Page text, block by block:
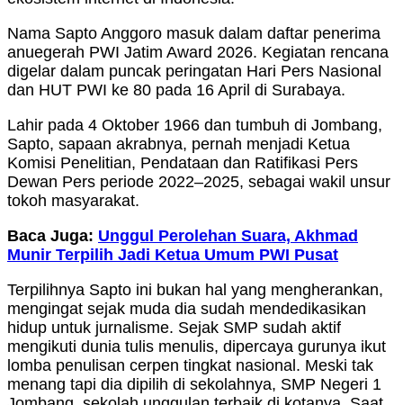
Nama Sapto Anggoro masuk dalam daftar penerima
anuegerah PWI Jatim Award 2026. Kegiatan rencana
digelar dalam puncak peringatan Hari Pers Nasional
dan HUT PWI ke 80 pada 16 April di Surabaya.
Lahir pada 4 Oktober 1966 dan tumbuh di Jombang,
Sapto, sapaan akrabnya, pernah menjadi Ketua
Komisi Penelitian, Pendataan dan Ratifikasi Pers
Dewan Pers periode 2022–2025, sebagai wakil unsur
tokoh masyarakat.
Baca Juga: Unggul Perolehan Suara, Akhmad
Munir Terpilih Jadi Ketua Umum PWI Pusat
Terpilihnya Sapto ini bukan hal yang mengherankan,
mengingat sejak muda dia sudah mendedikasikan
hidup untuk jurnalisme. Sejak SMP sudah aktif
mengikuti dunia tulis menulis, dipercaya gurunya ikut
lomba penulisan cerpen tingkat nasional. Meski tak
menang tapi dia dipilih di sekolahnya, SMP Negeri 1